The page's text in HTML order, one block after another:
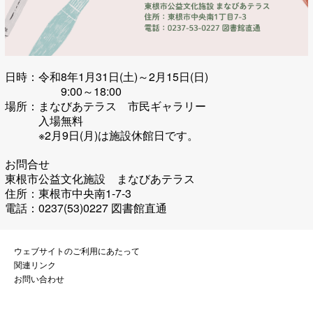
日時：令和8年1月31日(土)～2月15日(日)
9:00～18:00
場所：まなびあテラス 市民ギャラリー
入場無料
※2月9日(月)は施設休館日です。
お問合せ
東根市公益文化施設 まなびあテラス
住所：東根市中央南1-7-3
電話：0237(53)0227 図書館直通
ウェブサイトのご利用にあたって
関連リンク
お問い合わせ